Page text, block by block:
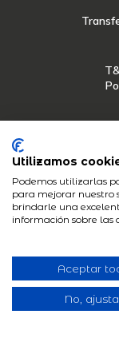
Afridan
Perchel 8, 29002,
Bnext Electronic
domicilio en Calle
entidad de
Banco de
Utilizamos
Podemos utilizarlas
para mejorar nuestro
brindarle una
información sobre las
Aceptar
No,